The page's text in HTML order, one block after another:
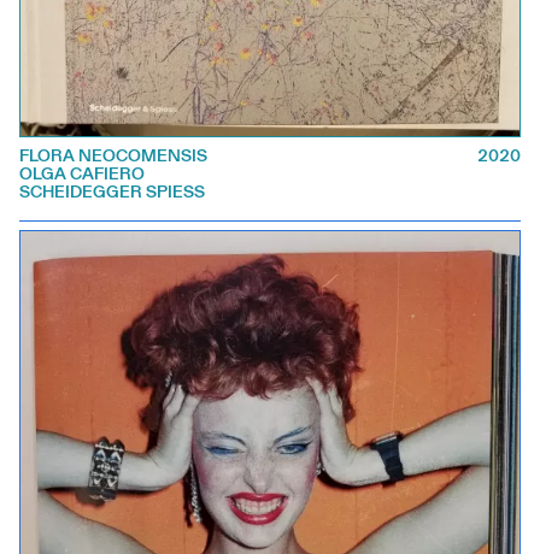
FLORA NEOCOMENSIS
OLGA CAFIERO
SCHEIDEGGER SPIESS
2020